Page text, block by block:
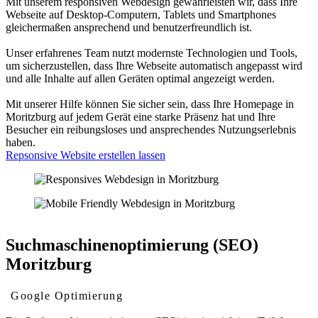
Webseite auf Desktop-Computern, Tablets und Smartphones
gleichermaßen ansprechend und benutzerfreundlich ist.
Unser erfahrenes Team nutzt modernste Technologien und Tools,
um sicherzustellen, dass Ihre Webseite automatisch angepasst wird
und alle Inhalte auf allen Geräten optimal angezeigt werden.
Mit unserer Hilfe können Sie sicher sein, dass Ihre Homepage in
Moritzburg auf jedem Gerät eine starke Präsenz hat und Ihre
Besucher ein reibungsloses und ansprechendes Nutzungserlebnis
haben.
Repsonsive Website erstellen lassen
Suchmaschinenoptimierung (SEO)
Moritzburg
Google Optimierung